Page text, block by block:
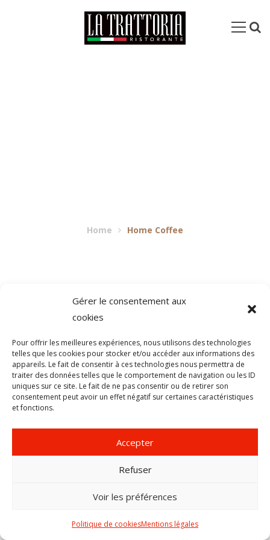
Gérer le consentement aux
cookies
Pour offrir les meilleures expériences, nous utilisons des technologies
telles que les cookies pour stocker et/ou accéder aux informations des
appareils. Le fait de consentir à ces technologies nous permettra de
traiter des données telles que le comportement de navigation ou les ID
uniques sur ce site. Le fait de ne pas consentir ou de retirer son
consentement peut avoir un effet négatif sur certaines caractéristiques
et fonctions.
Accepter
Refuser
Voir les préférences
Politique de cookiesMentions légales
Home Home Coffee
steeven 4 juillet 2016
SHARE THIS: